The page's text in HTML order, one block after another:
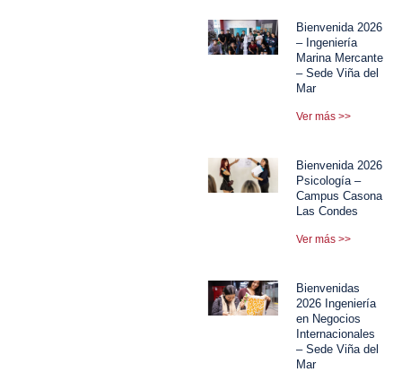
Bienvenida 2026
– Ingeniería
Marina Mercante
– Sede Viña del
Mar
Ver más >>
Bienvenida 2026
Psicología –
Campus Casona
Las Condes
Ver más >>
Bienvenidas
2026 Ingeniería
en Negocios
Internacionales
– Sede Viña del
Mar